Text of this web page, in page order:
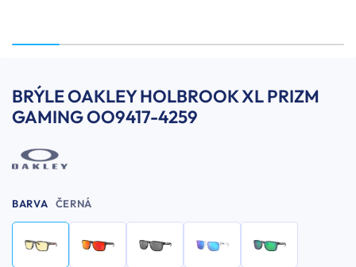
BRÝLE OAKLEY HOLBROOK XL PRIZM
GAMING OO9417-4259
BARVA ČERNÁ